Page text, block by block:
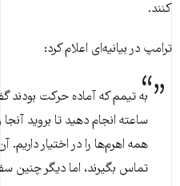
کنند.
ترامپ در بیانیه‌ای اعلام کرد:
ساعته انجام دهید تا بروید
همه اهرم‌ها را در اختیار
تماس بگیرند، اما دیگر چنین